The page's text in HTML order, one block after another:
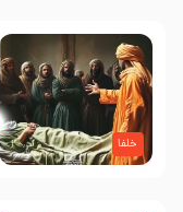
خلفا